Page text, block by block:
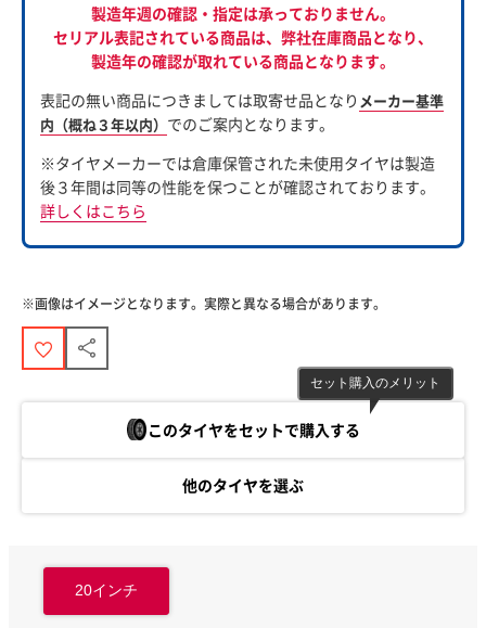
製造年週の確認・指定は承っておりません。
セリアル表記されている商品は、 弊社在庫商品となり、
製造年の確認が取れている商品となります。
表記の無い商品につきましては取寄せ品となり メーカー基準
内（概ね３年以内） でのご案内となります。
※タイヤメーカーでは倉庫保管された未使用タイヤは製造
後３年間は同等の性能を保つことが確認されております。
詳しくはこちら
※画像はイメージとなります。実際と異なる場合があります。
セット購入のメリット
このタイヤをセットで購入する
他のタイヤを選ぶ
20インチ